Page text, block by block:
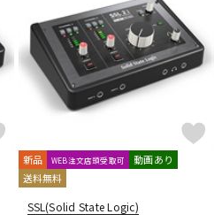
新品 WEB注文店頭受取可
動画あり
送料無料
SSL(Solid State Logic)